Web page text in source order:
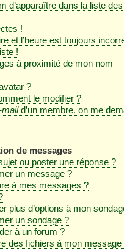
d’apparaître dans la liste des
!
et l’heure est toujours
!
à proximité de mon nom
?
le modifier ?
maild’un membre, on me
de messages
ou poster une réponse ?
un message ?
à mes messages ?
plus d’options à mon
un sondage ?
à un forum ?
des fichiers à mon message